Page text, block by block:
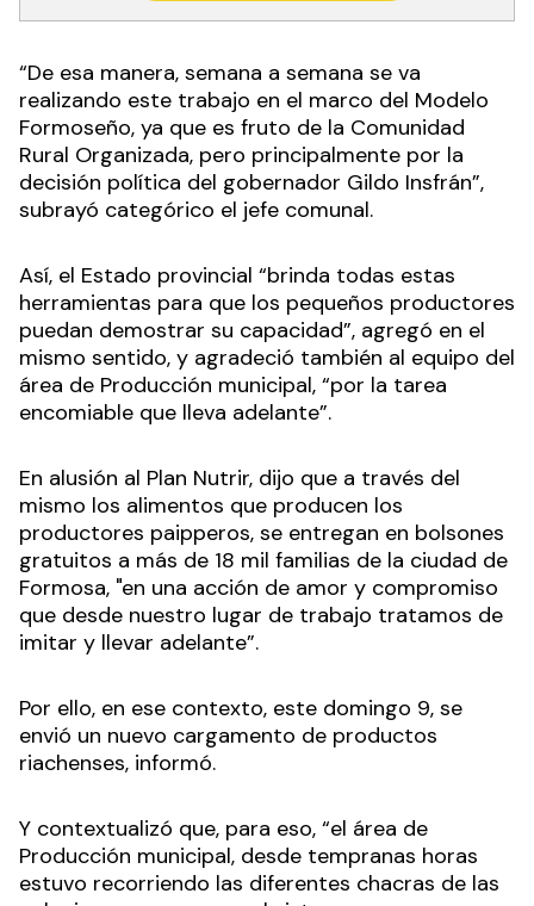
“De esa manera, semana a semana se va
realizando este trabajo en el marco del Modelo
Formoseño, ya que es fruto de la Comunidad
Rural Organizada, pero principalmente por la
decisión política del gobernador Gildo Insfrán”,
subrayó categórico el jefe comunal.
Así, el Estado provincial “brinda todas estas
herramientas para que los pequeños productores
puedan demostrar su capacidad”, agregó en el
mismo sentido, y agradeció también al equipo del
área de Producción municipal, “por la tarea
encomiable que lleva adelante”.
En alusión al Plan Nutrir, dijo que a través del
mismo los alimentos que producen los
productores paipperos, se entregan en bolsones
gratuitos a más de 18 mil familias de la ciudad de
Formosa, "en una acción de amor y compromiso
que desde nuestro lugar de trabajo tratamos de
imitar y llevar adelante”.
Por ello, en ese contexto, este domingo 9, se
envió un nuevo cargamento de productos
riachenses, informó.
Y contextualizó que, para eso, “el área de
Producción municipal, desde tempranas horas
estuvo recorriendo las diferentes chacras de las